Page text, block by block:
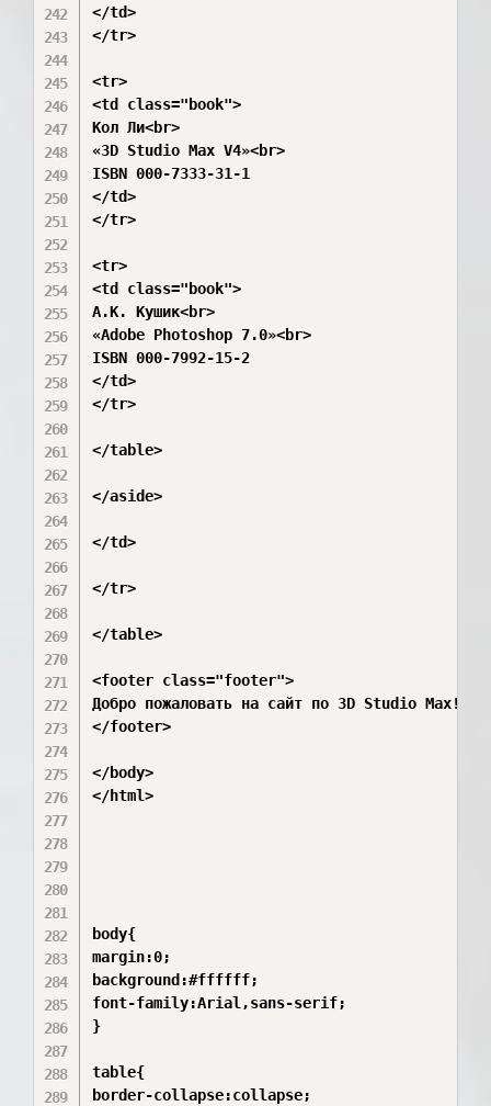
</td>
</tr>
<tr>
<td class="book">
Кол Ли<br>
«3D Studio Max V4»<br>
ISBN 000-7333-31-1
</td>
</tr>
<tr>
<td class="book">
А.К. Кушик<br>
«Adobe Photoshop 7.0»<br>
ISBN 000-7992-15-2
</td>
</tr>
</table>
</aside>
</td>
</tr>
</table>
<footer class="footer">
Добро пожаловать на сайт по 3D Studio Max!
</footer>
</body>
</html>
body{
margin:0;
background:#ffffff;
font-family:Arial,sans-serif;
}
table{
border-collapse:collapse;